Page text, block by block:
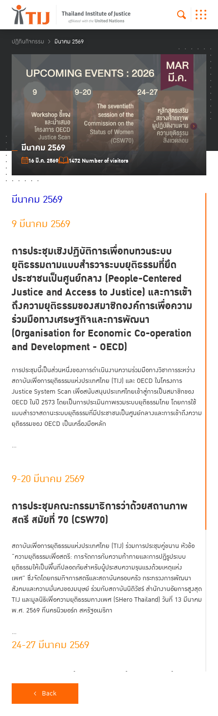
ปฏิทินกิจกรรม มีนาคม 2569
มีนาคม 2569
16 มี.ค. 2569 1472 Number of visitors
มีนาคม 2569
9 มีนาคม 2569
การประชุมเชิงปฏิบัติการเพื่อทบทวนระบบ
ยุติธรรมตามแบบสำรวจระบบยุติธรรมที่ยึด
ประชาชนเป็นศูนย์กลาง (People-Centered
Justice and Access to Justice) และการเข้า
ถึงความยุติธรรมของสมาชิกองค์การเพื่อความ
ร่วมมือทางเศรษฐกิจและการพัฒนา
(Organisation for Economic Co-operation
and Development - OECD)
การประชุมนี้เป็นส่วนหนึ่งของการดำเนินงานความร่วมมือทางวิชาการระหว่าง
สถาบันเพื่อการยุติธรรมแห่งประเทศไทย (TIJ) และ OECD ในโครงการ
Justice System Scan เพื่อสนับสนุนประเทศไทยเข้าสู่การเป็นสมาชิกของ
OECD ในปี 2573 โดยเป็นการประเมินภาพรวมระบบยุติธรรมไทย โดยการใช้
แบบสำรวจสถานะระบบยุติธรรมที่มีประชาชนเป็นศูนย์กลางและการเข้าถึงความ
ยุติธรรมของ OECD เป็นเครื่องมือหลัก
...
9-20 มีนาคม 2569
การประชุมคณะกรรมาธิการว่าด้วยสถานภาพ
สตรี สมัยที่ 70 (CSW70)
สถาบันเพื่อการยุติธรรมแห่งประเทศไทย (TIJ) ร่วมการประชุมคู่ขนาน หัวข้อ
“ความยุติธรรมเพื่อสตรี: การจัดการกับความท้าทายและการปฏิรูประบบ
ยุติธรรมให้เป็นพื้นที่ปลอดภัยสำหรับผู้ประสบความรุนแรงด้วยเหตุแห่ง
เพศ” ซึ่งจัดโดยกรมกิจการสตรีและสถาบันครอบครัว กระทรวงการพัฒนา
สังคมและความมั่นคงของมนุษย์ ร่วมกับสถาบันนิติวัชร์ สำนักงานอัยการสูงสุด
TIJ และมูลนิธิเพื่อความยุติธรรมทางเพศ (SHero Thailand) วันที่ 13 มีนาคม
พ.ศ. 2569 ที่นครนิวยอร์ก สหรัฐอเมริกา
...
24-27 มีนาคม 2569
ความยุติธรรมสิ่งแวดล้อม (Training on
Back